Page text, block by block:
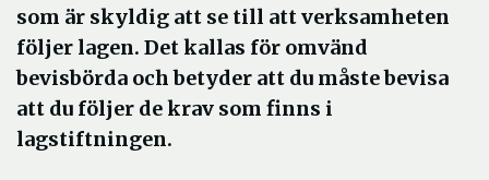
som är skyldig att se till att verksamheten
följer lagen. Det kallas för omvänd
bevisbörda och betyder att du måste bevisa
att du följer de krav som finns i
lagstiftningen.